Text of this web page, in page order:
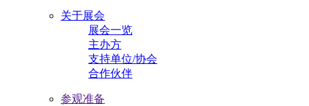
关于展会
展会一览
主办方
支持单位/协会
合作伙伴
参观准备